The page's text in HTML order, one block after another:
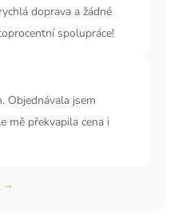
doprava a žádné
spolupráce!
Objednávala jsem
mě překvapila cena i
→